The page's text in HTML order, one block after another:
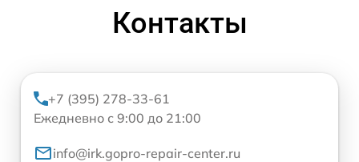
Контакты
+7 (395) 278-33-61
Ежедневно с 9:00 до 21:00
info@irk.gopro-repair-center.ru